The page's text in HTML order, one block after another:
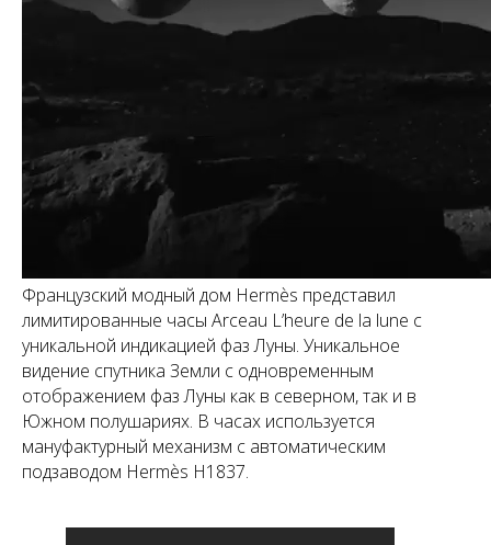
Французский модный дом Hermès представил
лимитированные часы Arceau L’heure de la lune с
уникальной индикацией фаз Луны. Уникальное
видение спутника Земли с одновременным
отображением фаз Луны как в северном, так и в
Южном полушариях. В часах используется
мануфактурный механизм с автоматическим
подзаводом Hermès H1837.